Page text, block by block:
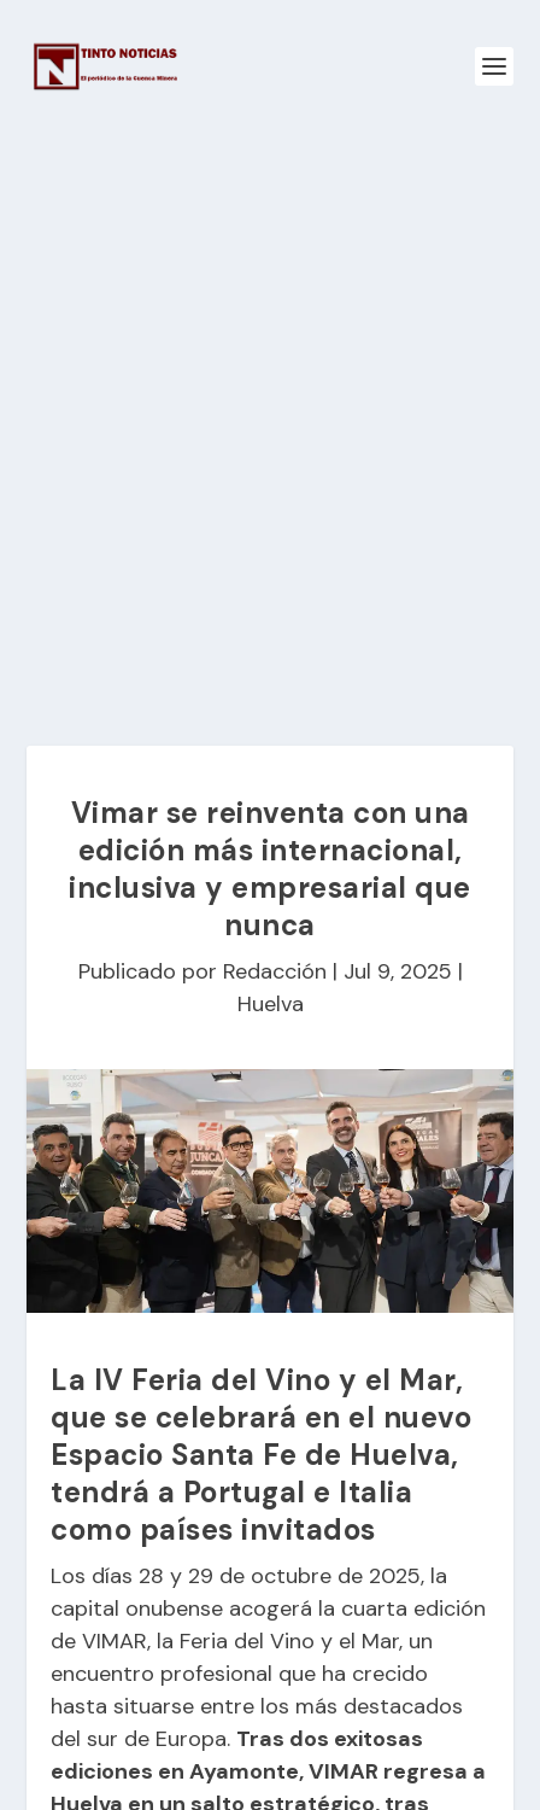
Vimar se reinventa con una
edición más internacional,
inclusiva y empresarial que
nunca
Publicado por Redacción | Jul 9, 2025 |
Huelva
La IV Feria del Vino y el Mar,
que se celebrará en el nuevo
Espacio Santa Fe de Huelva,
tendrá a Portugal e Italia
como países invitados
Los días 28 y 29 de octubre de 2025, la
capital onubense acogerá la cuarta edición
de VIMAR, la Feria del Vino y el Mar, un
encuentro profesional que ha crecido
hasta situarse entre los más destacados
del sur de Europa. Tras dos exitosas
ediciones en Ayamonte, VIMAR regresa a
Huelva en un salto estratégico, tras